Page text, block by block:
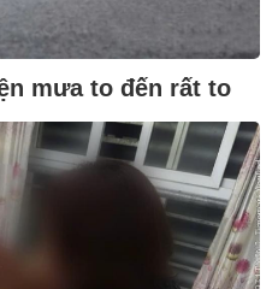
mưa to đến rất to